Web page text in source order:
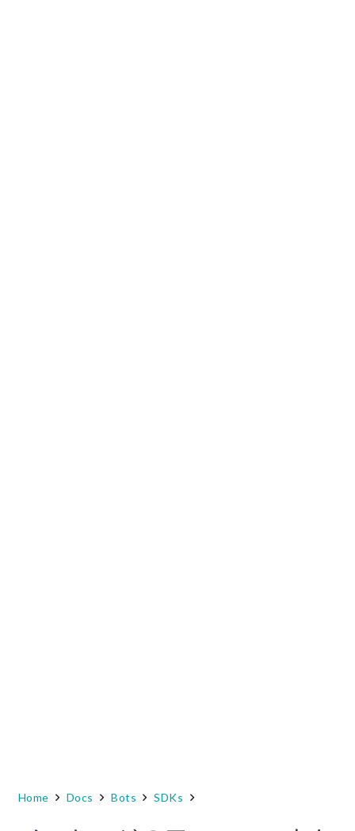
Home Docs Bots SDKs